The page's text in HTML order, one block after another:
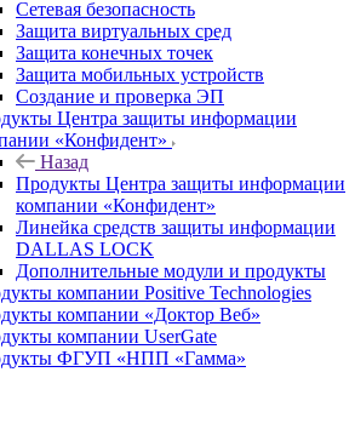
Сетевая безопасность
Защита виртуальных сред
Защита конечных точек
Защита мобильных устройств
Создание и проверка ЭП
Центра защиты информации
«Конфидент»
Назад
Продукты Центра защиты информации
компании «Конфидент»
Линейка средств защиты информации
DALLAS LOCK
Дополнительные модули и продукты
компании Positive Technologies
компании «Доктор Веб»
компании UserGate
ФГУП «НПП «Гамма»